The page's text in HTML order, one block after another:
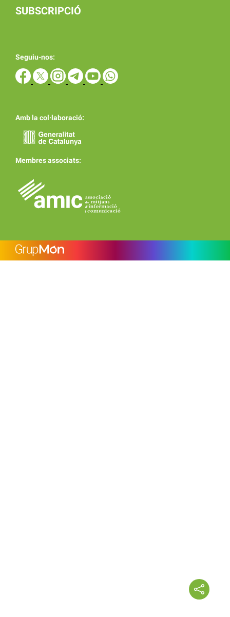
SUBSCRIPCIÓ
Seguiu-nos:
Amb la col·laboració:
Membres associats: